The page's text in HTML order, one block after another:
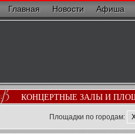
Главная Новости Афиша
КОНЦЕРТНЫЕ ЗАЛЫ И
Площадки по городам: